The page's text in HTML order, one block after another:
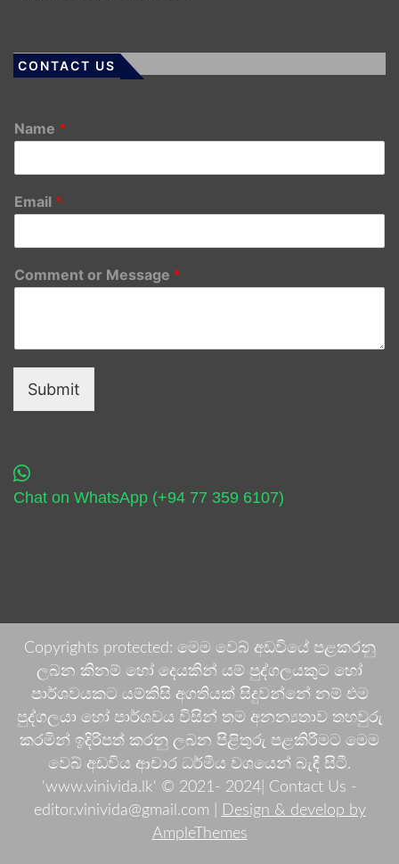
CONTACT US
Name *
Email *
Comment or Message *
Submit
Chat on WhatsApp (+94 77 359 6107)
Copyrights protected: මෙම වෙබ් අඩවියේ පළකරනු
ලබන කිනම් හෝ දෙයකින් යම් පුද්ගලයකුට හෝ
පාර්ශවයකට යම්කිසි අගතියක් සිදුවන්නේ නම් එම
පුද්ගලයා හෝ පාර්ශවය විසින් තම අනන්‍යතාව තහවුරු
කරමින් ඉදිරිපත් කරනු ලබන පිළිතුරු පළකිරීමට මෙම
වෙබ් අඩවිය ආචාර ධර්මීය වශයෙන් බැඳී සිටී.
'www.vinivida.lk' © 2021- 2024| Contact Us -
editor.vinivida@gmail.com |
Design & develop by
AmpleThemes